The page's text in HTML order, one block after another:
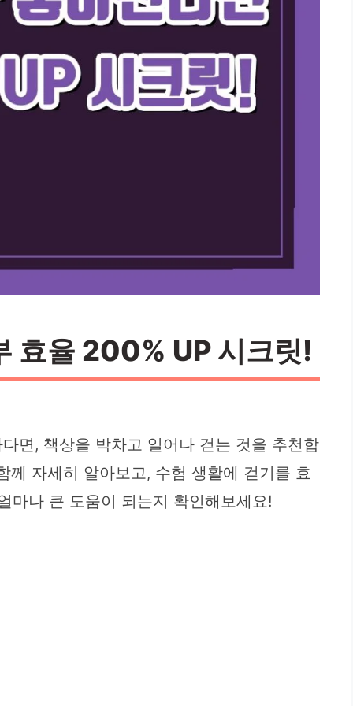
효율 200% UP 시크릿!
면, 책상을 박차고 일어나 걷는 것을 추천합
자세히 알아보고, 수험 생활에 걷기를 효
마나 큰 도움이 되는지 확인해보세요!